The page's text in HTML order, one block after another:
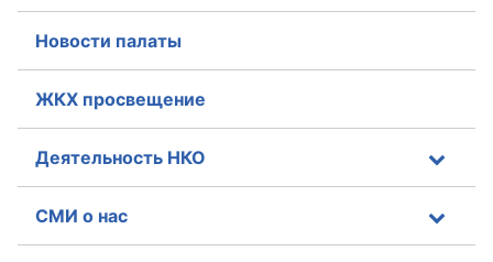
Новости палаты
ЖКХ просвещение
Деятельность НКО
СМИ о нас